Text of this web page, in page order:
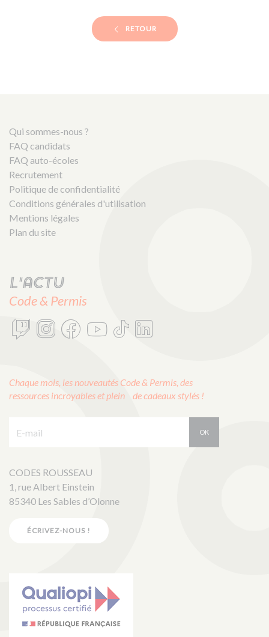
RETOUR
Qui sommes-nous ?
FAQ candidats
FAQ auto-écoles
Recrutement
Politique de confidentialité
Conditions générales d'utilisation
Mentions légales
Plan du site
L'actu
Code & Permis
Chaque mois, les nouveautés Code & Permis, des
ressources incroyables et plein de cadeaux stylés !
OK
CODES ROUSSEAU
1, rue Albert Einstein
85340 Les Sables d’Olonne
ÉCRIVEZ-NOUS !